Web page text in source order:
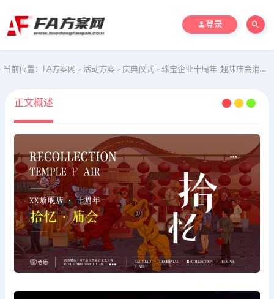
登录
当前位置： FA方案网 > 活动方案 > 庆典仪式 > 珠宝企业十周年-趣味庙会消费品路演巡展活动策划方案
正文概述